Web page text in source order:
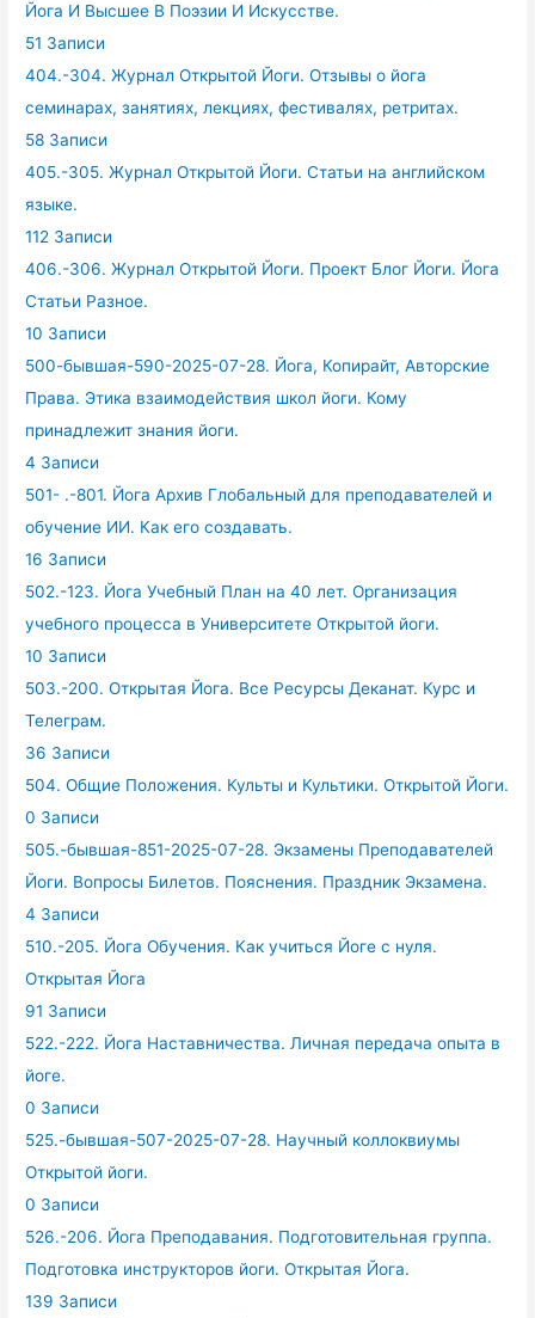
Йога И Высшее В Поэзии И Искусстве.
51 Записи
404.-304. Журнал Открытой Йоги. Отзывы о йога
семинарах, занятиях, лекциях, фестивалях, ретритах.
58 Записи
405.-305. Журнал Открытой Йоги. Статьи на английском
языке.
112 Записи
406.-306. Журнал Открытой Йоги. Проект Блог Йоги. Йога
Статьи Разное.
10 Записи
500-бывшая-590-2025-07-28. Йога, Копирайт, Авторские
Права. Этика взаимодействия школ йоги. Кому
принадлежит знания йоги.
4 Записи
501- .-801. Йога Архив Глобальный для преподавателей и
обучение ИИ. Как его создавать.
16 Записи
502.-123. Йога Учебный План на 40 лет. Организация
учебного процесса в Университете Открытой йоги.
10 Записи
503.-200. Открытая Йога. Все Ресурсы Деканат. Курс и
Телеграм.
36 Записи
504. Общие Положения. Культы и Культики. Открытой Йоги.
0 Записи
505.-бывшая-851-2025-07-28. Экзамены Преподавателей
Йоги. Вопросы Билетов. Пояснения. Праздник Экзамена.
4 Записи
510.-205. Йога Обучения. Как учиться Йоге с нуля.
Открытая Йога
91 Записи
522.-222. Йога Наставничества. Личная передача опыта в
йоге.
0 Записи
525.-бывшая-507-2025-07-28. Научный коллоквиумы
Открытой йоги.
0 Записи
526.-206. Йога Преподавания. Подготовительная группа.
Подготовка инструкторов йоги. Открытая Йога.
139 Записи